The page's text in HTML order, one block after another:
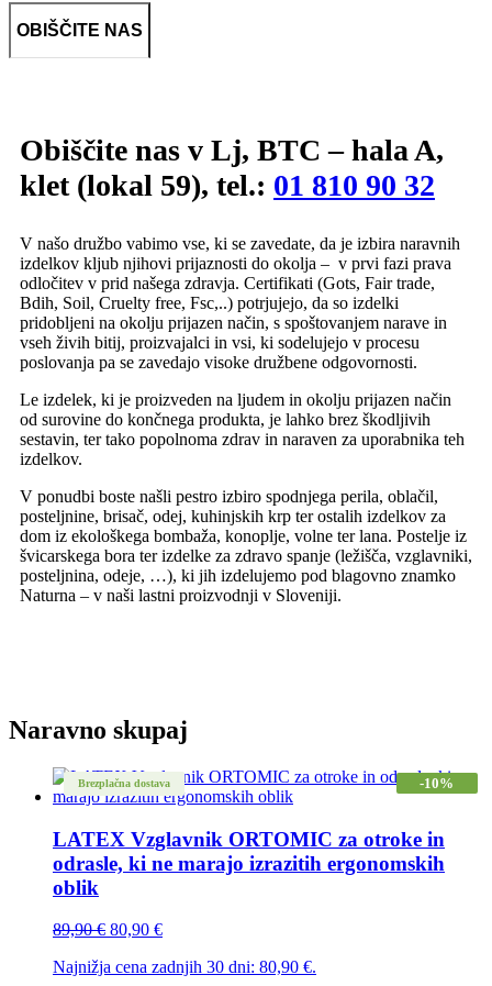
OBIŠČITE NAS
Obiščite nas v Lj, BTC – hala A,
klet (lokal 59), tel.: 01 810 90 32
V našo družbo vabimo vse, ki se zavedate, da je izbira naravnih
izdelkov kljub njihovi prijaznosti do okolja – v prvi fazi prava
odločitev v prid našega zdravja. Certifikati (Gots, Fair trade,
Bdih, Soil, Cruelty free, Fsc,..) potrjujejo, da so izdelki
pridobljeni na okolju prijazen način, s spoštovanjem narave in
vseh živih bitij, proizvajalci in vsi, ki sodelujejo v procesu
poslovanja pa se zavedajo visoke družbene odgovornosti.
Le izdelek, ki je proizveden na ljudem in okolju prijazen način
od surovine do končnega produkta, je lahko brez škodljivih
sestavin, ter tako popolnoma zdrav in naraven za uporabnika teh
izdelkov.
V ponudbi boste našli pestro izbiro spodnjega perila, oblačil,
posteljnine, brisač, odej, kuhinjskih krp ter ostalih izdelkov za
dom iz ekološkega bombaža, konoplje, volne ter lana. Postelje iz
švicarskega bora ter izdelke za zdravo spanje (ležišča, vzglavniki,
posteljnina, odeje, …), ki jih izdelujemo pod blagovno znamko
Naturna – v naši lastni proizvodnji v Sloveniji.
Naravno skupaj
Brezplačna dostava -10%
LATEX Vzglavnik ORTOMIC za otroke in
odrasle, ki ne marajo izrazitih ergonomskih
oblik
89,90€ Izvirna
je
80,90 €Trenutna
je:
Najnižja cena zadnjih 30 dni: 80,90 €.